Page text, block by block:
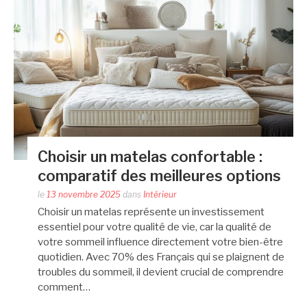
Choisir un matelas confortable :
comparatif des meilleures options
le 13 novembre 2025 dans Intérieur
Choisir un matelas représente un investissement
essentiel pour votre qualité de vie, car la qualité de
votre sommeil influence directement votre bien-être
quotidien. Avec 70% des Français qui se plaignent de
troubles du sommeil, il devient crucial de comprendre
comment…